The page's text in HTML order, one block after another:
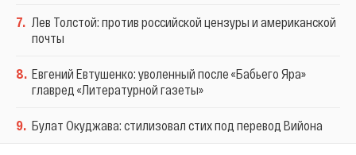
7. Лев Толстой: против российской цензуры и американской
почты
8. Евгений Евтушенко: уволенный после «Бабьего Яра»
главред «Литературной газеты»
9. Булат Окуджава: стилизовал стих под перевод Вийона